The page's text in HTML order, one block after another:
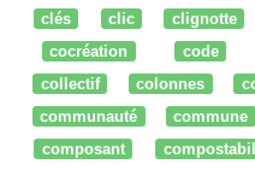
clés
clic clignotte
cocréation
code
collectif
colonnes
communauté
commune
composant